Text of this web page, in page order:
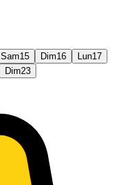
Sam15 Dim16 Lun17
Dim23